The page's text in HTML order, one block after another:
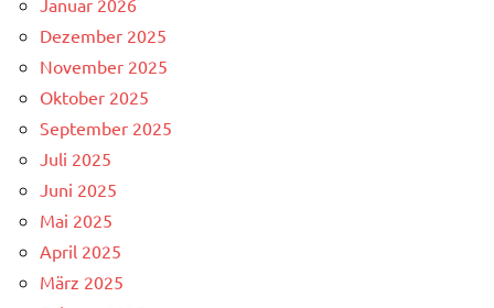
Januar 2026
Dezember 2025
November 2025
Oktober 2025
September 2025
Juli 2025
Juni 2025
Mai 2025
April 2025
März 2025